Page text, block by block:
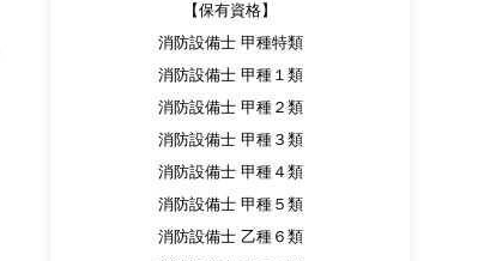
【保有資格】
消防設備士 甲種特類
消防設備士 甲種１類
消防設備士 甲種２類
消防設備士 甲種３類
消防設備士 甲種４類
消防設備士 甲種５類
消防設備士 乙種６類